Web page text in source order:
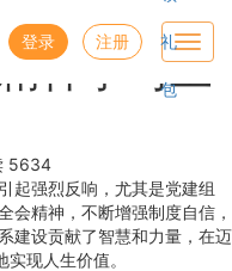
登录 注册 礼
包
神学习工
5634
起强烈反响，尤其是党建组
会精神，不断增强制度自信，
建设贡献了智慧和力量，在迈
现人生价值。